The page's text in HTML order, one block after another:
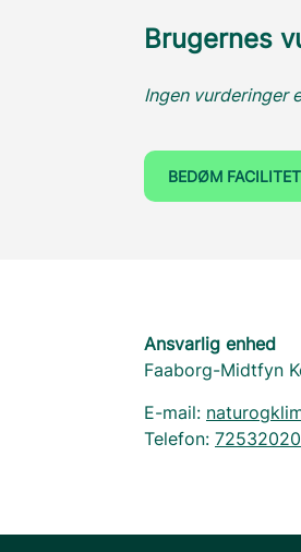
Brugernes
Ingen vurderinger
BEDØM
Ansvarlig enhed
Faaborg-Midtfyn
E-mail:
Telefon: 72532020